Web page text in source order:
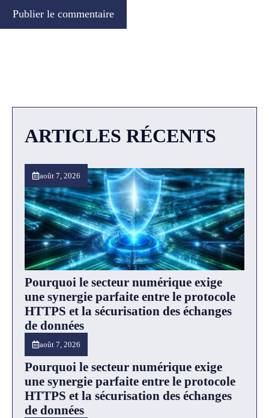
ARTICLES RÉCENTS
août 7, 2026
Pourquoi le secteur numérique exige
une synergie parfaite entre le protocole
HTTPS et la sécurisation des échanges
de données
août 7, 2026
Pourquoi le secteur numérique exige
une synergie parfaite entre le protocole
HTTPS et la sécurisation des échanges
de données